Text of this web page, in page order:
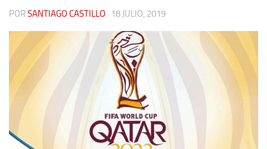
PORSANTIAGO CASTILLO · 18 JULIO, 2019